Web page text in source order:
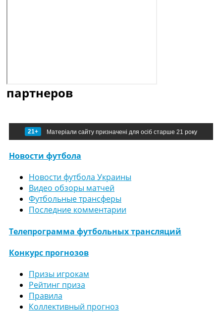
партнеров
21+ Матеріали сайту призначені для осіб старше 21 року
Новости футбола
Новости футбола Украины
Видео обзоры матчей
Футбольные трансферы
Последние комментарии
Телепрограмма футбольных трансляций
Конкурс прогнозов
Призы игрокам
Рейтинг приза
Правила
Коллективный прогноз